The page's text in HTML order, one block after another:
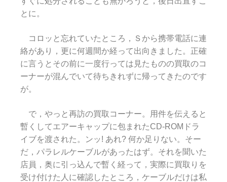
とに。
コロッと忘れていたところ，Ｓから携帯電話に連
絡があり，更に何週間か経って出向きました。正確
に言うとその前に一度行っては見たものの買取のコ
ーナーが混んでいて待ちきれずに帰ってきたのです
が。
で，やっと再訪の買取コーナー。用件を伝えると
暫くしてエアーキャップに包まれたCD-ROMドラ
イブを渡された。ンッ! あれ? 何か足りない。そー
だ，パラレルケーブルがあったはず。それを聞いた
店員，奥に引っ込んで暫く経って，実際に買取りを
受け付けた人に確認したところ，ケーブルだけは私